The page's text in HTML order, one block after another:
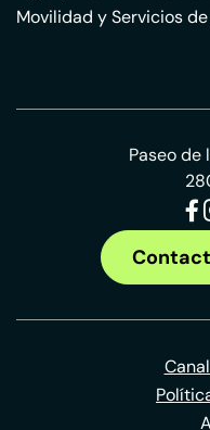
Movilidad y Servicios
Paseo de